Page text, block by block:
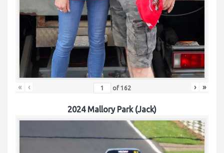
« ‹ of 162 › »
2024 Mallory Park (Jack)